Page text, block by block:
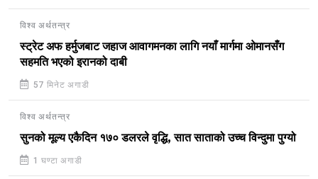
विश्व अर्थतन्त्र
स्ट्रेट अफ हर्मुजबाट जहाज आवागमनका लागि नयाँ मार्गमा ओमानसँग
सहमति भएको इरानको दाबी
57 मिनेट अगाडी
विश्व अर्थतन्त्र
सुनको मूल्य एकैदिन १७० डलरले वृद्धि, सात साताको उच्च विन्दुमा पुग्यो
1 घण्टा अगाडी